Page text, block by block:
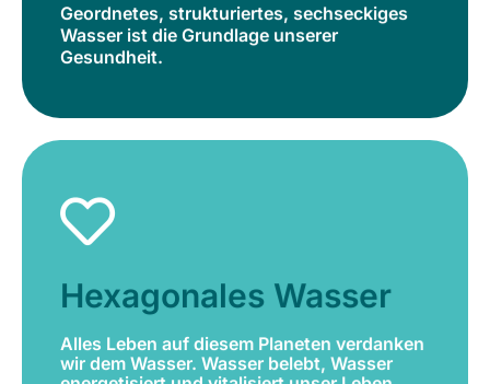
Geordnetes, strukturiertes, sechseckiges
Wasser ist die Grundlage unserer
Gesundheit.
Jetzt bestellen
Hexagonales Wasser
Alles Leben auf diesem Planeten verdanken
wir dem Wasser. Wasser belebt, Wasser
wir dem Wasser. Wasser belebt, Wasser
energetisiert und vitalisiert unser Leben.
Jetzt bestellen